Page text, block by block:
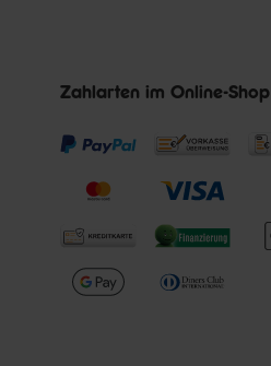
Zahlarten im Online-Shop